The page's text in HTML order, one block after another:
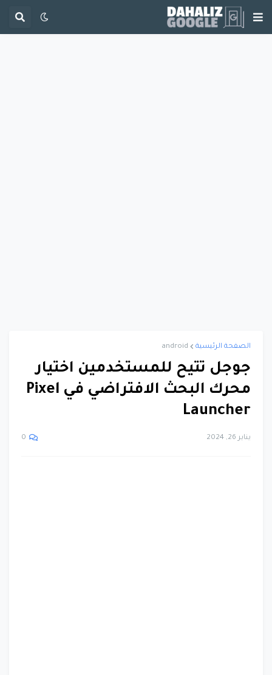
الصفحة الرئيسية android
جوجل تتيح للمستخدمين اختيار
محرك البحث الافتراضي في Pixel
Launcher
يناير 26, 2024 0